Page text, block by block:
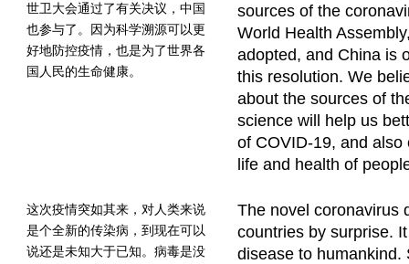
世卫大会通过了有关决议，中国
也参与了。因为科学溯源可以更
好地防控疫情，也是为了世界各
国人民的生命健康。
sources of the
World Health
adopted, and China is
this resolution. We
about the sources of
science will help us
of COVID-19, and
life and health of
这次疫情突如其来，对人类来说
是个全新的传染病，到现在可以
说还是未知大于已知。病毒是没
The novel coronavirus
countries by surprise.
disease to humankind.